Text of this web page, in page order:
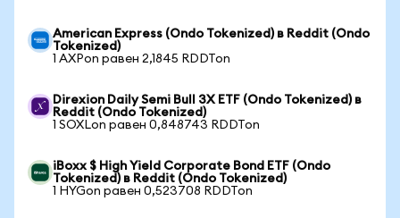
American Express (Ondo Tokenized) в Reddit (Ondo
Tokenized)
1 AXPon равен 2,1845 RDDTon
Direxion Daily Semi Bull 3X ETF (Ondo Tokenized) в
Reddit (Ondo Tokenized)
1 SOXLon равен 0,848743 RDDTon
iBoxx $ High Yield Corporate Bond ETF (Ondo
Tokenized) в Reddit (Ondo Tokenized)
1 HYGon равен 0,523708 RDDTon